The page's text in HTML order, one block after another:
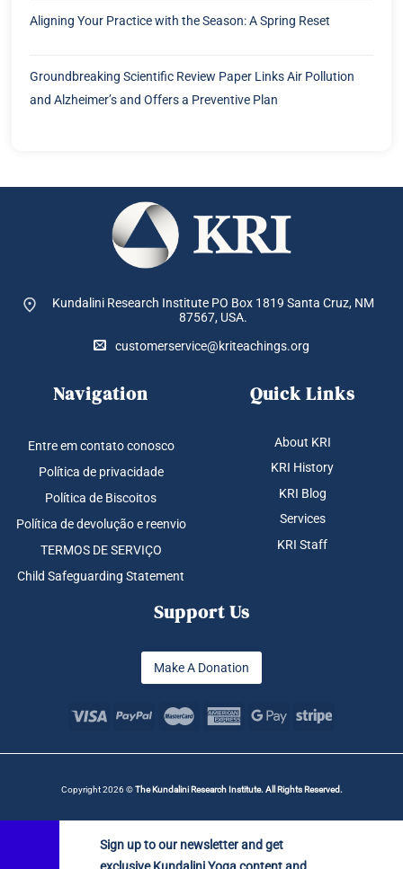
Aligning Your Practice with the Season: A Spring Reset
Groundbreaking Scientific Review Paper Links Air Pollution
and Alzheimer’s and Offers a Preventive Plan
Kundalini Research Institute PO Box 1819 Santa Cruz, NM
87567, USA.
customerservice@kriteachings.org
Navigation
Entre em contato conosco
Política de privacidade
Política de Biscoitos
Política de devolução e reenvio
TERMOS DE SERVIÇO
Child Safeguarding Statement
Quick Links
About KRI
KRI History
KRI Blog
Services
KRI Staff
Support Us
Make A Donation
Copyright 2026 ©The Kundalini Research Institute. All Rights Reserved.
Sign up to our newsletter and get
exclusive Kundalini Yoga content and